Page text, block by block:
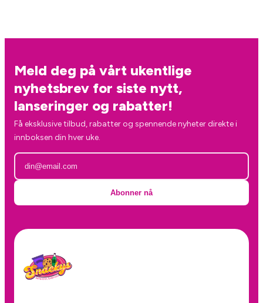
Meld deg på vårt ukentlige
nyhetsbrev for siste nytt,
lanseringer og rabatter!
Få eksklusive tilbud, rabatter og spennende nyheter direkte i
innboksen din hver uke.
Abonner nå